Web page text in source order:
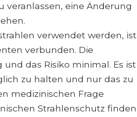
veranlassen, eine Änderung
verwendet werden, ist
verbunden. Die
das Risiko minimal. Es ist
zu halten und nur das zu
medizinischen Frage
Strahlenschutz finden